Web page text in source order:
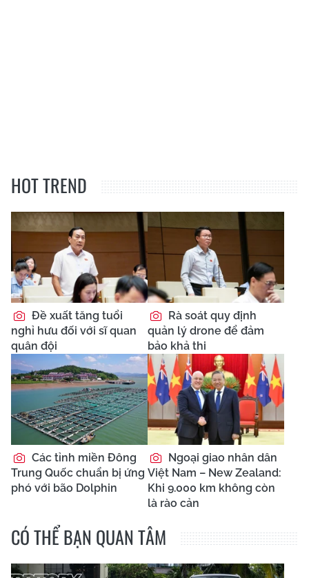
HOT TREND
Đề xuất tăng tuổi
nghỉ hưu đối với sĩ quan
quân đội
Rà soát quy định
quản lý drone để đảm
bảo khả thi
Các tỉnh miền Đông
Trung Quốc chuẩn bị ứng
phó với bão Dolphin
Ngoại giao nhân dân
Việt Nam – New Zealand:
Khi 9.000 km không còn
là rào cản
CÓ THỂ BẠN QUAN TÂM